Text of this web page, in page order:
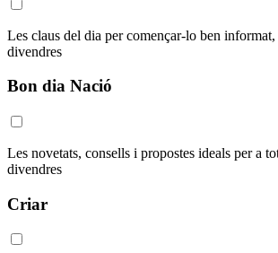
Les claus del dia per començar-lo ben
divendres
Bon dia Nació
Les novetats, consells i propostes ideals per a
divendres
Criar